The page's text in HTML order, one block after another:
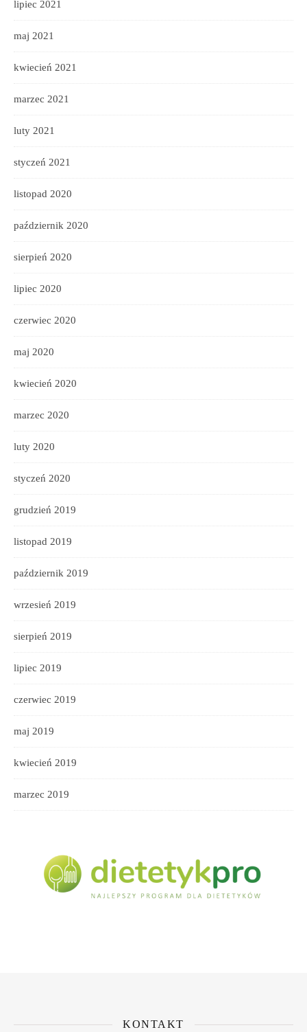
lipiec 2021
maj 2021
kwiecień 2021
marzec 2021
luty 2021
styczeń 2021
listopad 2020
październik 2020
sierpień 2020
lipiec 2020
czerwiec 2020
maj 2020
kwiecień 2020
marzec 2020
luty 2020
styczeń 2020
grudzień 2019
listopad 2019
październik 2019
wrzesień 2019
sierpień 2019
lipiec 2019
czerwiec 2019
maj 2019
kwiecień 2019
marzec 2019
KONTAKT